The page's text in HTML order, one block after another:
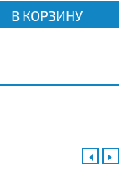
В КОРЗИНУ